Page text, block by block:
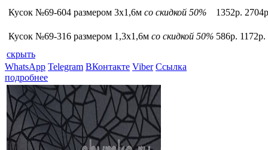
Кусок №69-604 размером 3x1,6м со скидкой 50% 1352р.
Кусок №69-316 размером 1,3x1,6м со скидкой 50% 586р. 1172р.
скрыть
WhatsApp Telegram ВКонтакте Viber Ссылка
подробнее